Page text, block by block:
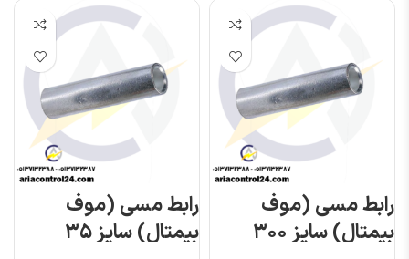
رابط مسی (موف
بیمتال) سایز ۳۰۰
رابط مسی (موف
بیمتال) سایز ۳۵